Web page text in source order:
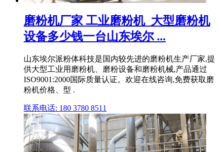
磨粉机厂家 工业磨粉机_大型磨粉机
设备多少钱一台山东埃尔 ...
山东埃尔派粉体科技是国内较先进的磨粉机生产厂家,提
供大型工业用磨粉机、磨粉设备和磨粉机械,产品通过
ISO9001:2000国际质量认证。欢迎在线咨询,免费获取磨
粉机价格、型 .
联系电话: 180 3780 8511